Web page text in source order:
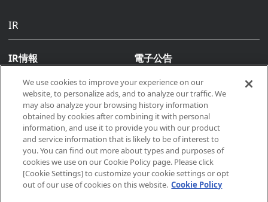
IR
IR情報 電子公告
Copyright © 2026, Makino All rights reserved
サイトポリシー
We use cookies to improve your experience on our
website, to personalize ads, and to analyze our traffic. We
may also analyze your browsing history information
obtained by cookies after combining it with personal
information, and use it to provide you with our product
and service information that is likely to be of interest to
you. You can find out more about types and purposes of
cookies we use on our Cookie Policy page. Please click
[Cookie Settings] to customize your cookie settings or opt
out of our use of cookies on this website. Cookie Policy